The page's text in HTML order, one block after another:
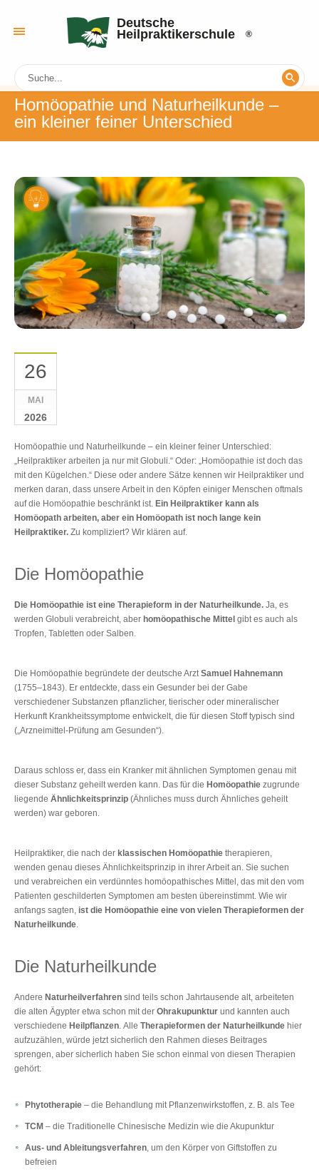
Deutsche
Heilpraktikerschule
Homöopathie und Naturheilkunde ‒
ein kleiner feiner Unterschied
26
MAI
2026
Homöopathie und Naturheilkunde ‒ ein kleiner feiner Unterschied:
„Heilpraktiker arbeiten ja nur mit Globuli.“ Oder: „Homöopathie ist doch das
mit den Kügelchen.“ Diese oder andere Sätze kennen wir Heilpraktiker und
merken daran, dass unsere Arbeit in den Köpfen einiger Menschen oftmals
auf die Homöopathie beschränkt ist. Ein Heilpraktiker kann als
Homöopath arbeiten, aber ein Homöopath ist noch lange kein
Heilpraktiker. Zu kompliziert? Wir klären auf.
Die Homöopathie
Die Homöopathie ist eine Therapieform in der Naturheilkunde. Ja, es
werden Globuli verabreicht, aber homöopathische Mittel gibt es auch als
Tropfen, Tabletten oder Salben.
Die Homöopathie begründete der deutsche Arzt Samuel Hahnemann
(1755‒1843). Er entdeckte, dass ein Gesunder bei der Gabe
verschiedener Substanzen pflanzlicher, tierischer oder mineralischer
Herkunft Krankheitssymptome entwickelt, die für diesen Stoff typisch sind
(„Arzneimittel-Prüfung am Gesunden“).
Daraus schloss er, dass ein Kranker mit ähnlichen Symptomen genau mit
dieser Substanz geheilt werden kann. Das für die Homöopathie zugrunde
liegende Ähnlichkeitsprinzip (Ähnliches muss durch Ähnliches geheilt
werden) war geboren.
Heilpraktiker, die nach der klassischen Homöopathie therapieren,
wenden genau dieses Ähnlichkeitsprinzip in ihrer Arbeit an. Sie suchen
und verabreichen ein verdünntes homöopathisches Mittel, das mit den vom
Patienten geschilderten Symptomen am besten übereinstimmt. Wie wir
anfangs sagten, ist die Homöopathie eine von vielen Therapieformen der
Naturheilkunde
Die Naturheilkunde
Andere Naturheilverfahren sind teils schon Jahrtausende alt, arbeiteten
die alten Ägypter etwa schon mit der Ohrakupunktur und kannten auch
verschiedene Heilpflanzen . Alle Therapieformen der Naturheilkunde hier
aufzuzählen, würde jetzt sicherlich den Rahmen dieses Beitrages
sprengen, aber sicherlich haben Sie schon einmal von diesen Therapien
gehört:
Phytotherapie – die Behandlung mit Pflanzenwirkstoffen, z. B. als Tee
TCM – die Traditionelle Chinesische Medizin wie die Akupunktur
Aus- und Ableitungsverfahren , um den Körper von Giftstoffen zu
befreien